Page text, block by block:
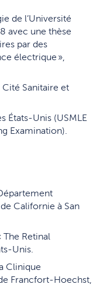
de l’Université
avec une thèse
par des
électrique »,
Sanitaire et
États-Unis (USMLE
Examination).
Californie à San
The Retinal
Unis.
Clinique
Francfort-Hoechst,